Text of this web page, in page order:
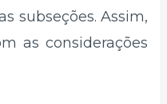
subseções. Assim,
as considerações